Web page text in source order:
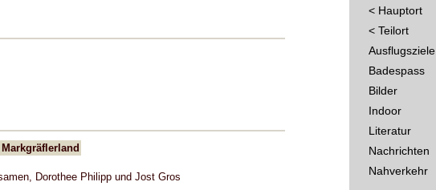
Dorothee Philipp und Jost Gros
< Hauptort
< Teilort
Ausflugsziele
Badespass
Bilder
Indoor
Literatur
Nachrichten
Nahverkehr